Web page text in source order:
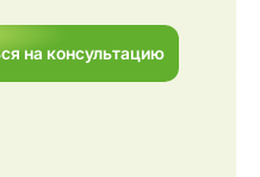
на консультацию